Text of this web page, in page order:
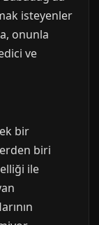
isteyenler
onunla
ve
bir
biri
ile